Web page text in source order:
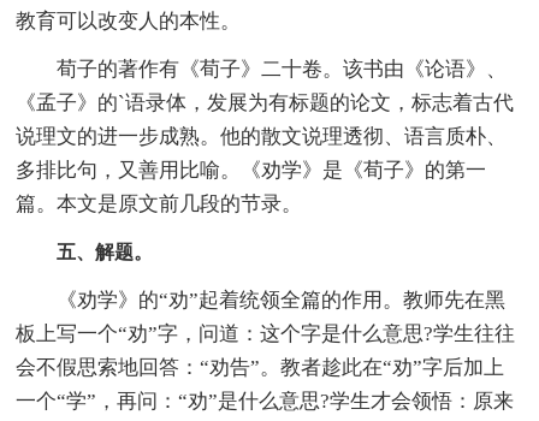
教育可以改变人的本性。
荀子的著作有《荀子》二十卷。该书由《论语》、
《孟子》的`语录体，发展为有标题的论文，标志着古代
说理文的进一步成熟。他的散文说理透彻、语言质朴、
多排比句，又善用比喻。《劝学》是《荀子》的第一
篇。本文是原文前几段的节录。
五、解题。
《劝学》的“劝”起着统领全篇的作用。教师先在黑
板上写一个“劝”字，问道：这个字是什么意思?学生往往
会不假思索地回答：“劝告”。教者趁此在“劝”字后加上
一个“学”，再问：“劝”是什么意思?学生才会领悟：原来